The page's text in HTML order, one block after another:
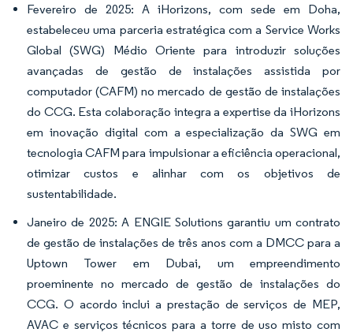
Fevereiro de 2025: A iHorizons, com sede em Doha,
estabeleceu uma parceria estratégica com a Service Works
Global (SWG) Médio Oriente para introduzir soluções
avançadas de gestão de instalações assistida por
computador (CAFM) no mercado de gestão de instalações
do CCG. Esta colaboração integra a expertise da iHorizons
em inovação digital com a especialização da SWG em
tecnologia CAFM para impulsionar a eficiência operacional,
otimizar custos e alinhar com os objetivos de
sustentabilidade.
Janeiro de 2025: A ENGIE Solutions garantiu um contrato
de gestão de instalações de três anos com a DMCC para a
Uptown Tower em Dubai, um empreendimento
proeminente no mercado de gestão de instalações do
CCG. O acordo inclui a prestação de serviços de MEP,
AVAC e serviços técnicos para a torre de uso misto com